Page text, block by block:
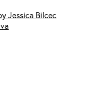
Jessica Bilcec